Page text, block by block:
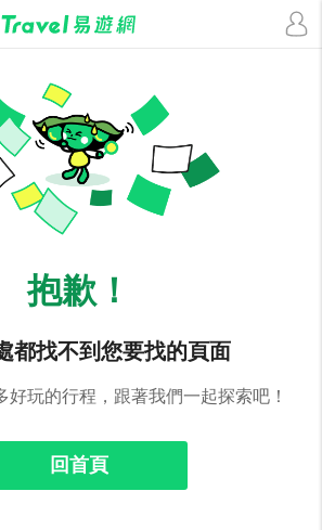
抱歉！
都找不到您要找的頁面
好玩的行程，跟著我們一起探索吧！
回首頁